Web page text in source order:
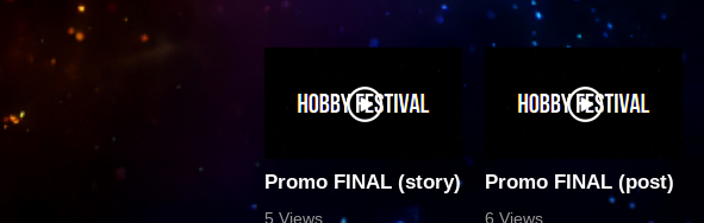
Promo FINAL (story)
5 Views
Promo FINAL (post)
6 Views